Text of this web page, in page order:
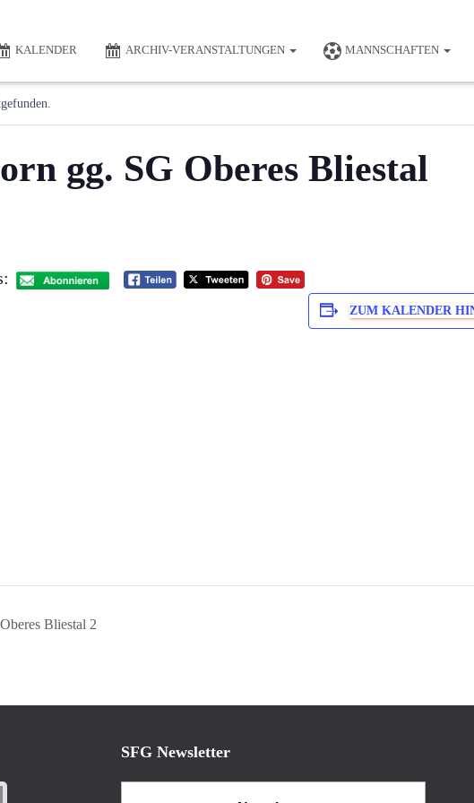
KALENDER ARCHIV-VERANSTALTUNGEN MANNSCHAFTEN
gg. SG Oberes Bliestal
ZUM KALENDER
Bliestal 2
SFG Newsletter